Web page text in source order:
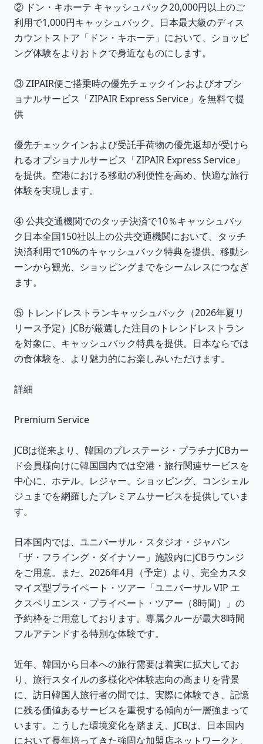
② ドン・キホーテ キャッシュバック20,000円以上のご
利用で1,000円キャッシュバック。日本最大級のディス
カウントストア「ドン・キホーテ」において、ショッピ
ング体験をよりおトクで身近なものにします。
③ ZIPAIR便ご搭乗時の優先チェックインおよびオプシ
ョナルサービス「ZIPAIR Express Service」を無料で提
供
優先チェックインおよび受託手荷物の優先返却が受けら
れるオプショナルサービス「ZIPAIR Express Service」
を提供。空港における移動の利便性を高め、快適な旅行
体験を実現します。
④ 公共交通機関でのタッチ決済で10％キャッシュバッ
ク日本全国150社以上の公共交通機関において、タッチ
決済利用で10%のキャッシュバック特典を提供。移動シ
ーンから観光、ショッピングまでをシームレスにつなぎ
ます。
⑤ トレンドレストランキャッシュバック（2026年夏リ
リース予定）JCBが厳選した注目のトレンドレストラン
を対象に、キャッシュバック特典を提供。日本ならでは
の食体験を、より魅力的にお楽しみいただけます。
詳細
Premium Service
JCBは従来より、韓国のプレステージ・プラチナJCBカー
ド会員様向けに韓国国内では空港・旅行関連サービスを
中心に、ホテル、レジャー、ショッピング、コンシェル
ジュまでを網羅したプレミアムサービスを提供していま
す。
日本国内では、ユニバーサル・スタジオ・ジャパン
「ザ・フライング・ダイナソー」施設内にJCBラウンジ
をご用意。また、2026年4月（予定）より、完全カスタ
マイズ型プライベート・ツアー「ユニバーサル VIP エ
クスペリエンス・プライベート・ツアー（8時間）」の
予約枠をご用意しております。専属クルーが最大8時間
フルアテンドする特別な体験です。
近年、韓国から日本への旅行需要は着実に拡大してお
り、旅行スタイルの多様化や体験志向の高まりを背景
に、訪日韓国人旅行者の間では、実際に体験でき、記憶
に残る価値あるサービスを重視する傾向が一層強まって
います。こうした環境変化を踏まえ、JCBは、日本国内
において長年培ってきた強固な加盟店ネットワークと、